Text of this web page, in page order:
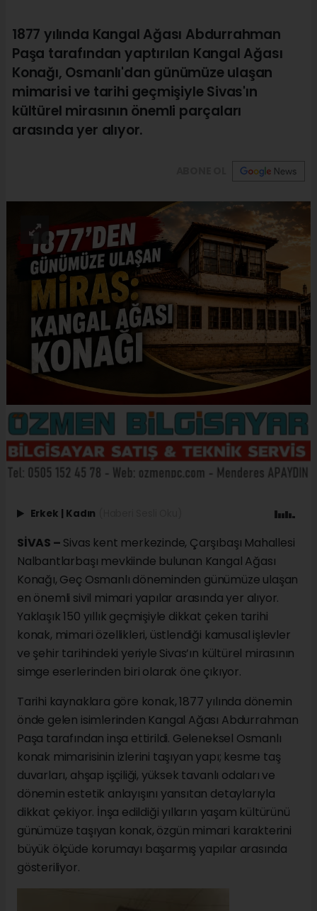
1877 yılında Kangal Ağası Abdurrahman
Paşa tarafından yaptırılan Kangal Ağası
Konağı, Osmanlı'dan günümüze ulaşan
mimarisi ve tarihi geçmişiyle Sivas'ın
kültürel mirasının önemli parçaları
arasında yer alıyor.
Erkek | Kadın
SİVAS – Sivas kent merkezinde, Çarşıbaşı Mahallesi
Nalbantlarbaşı mevkiinde bulunan Kangal Ağası
Konağı, Geç Osmanlı döneminden günümüze ulaşan
en önemli sivil mimari yapılar arasında yer alıyor.
Yaklaşık 150 yıllık geçmişiyle dikkat çeken tarihi
konak, mimari özellikleri, üstlendiği kamusal işlevler
ve şehir tarihindeki yeriyle Sivas’ın kültürel mirasının
simge eserlerinden biri olarak öne çıkıyor.
Tarihi kaynaklara göre konak, 1877 yılında dönemin
önde gelen isimlerinden Kangal Ağası Abdurrahman
Paşa tarafından inşa ettirildi. Geleneksel Osmanlı
konak mimarisinin izlerini taşıyan yapı; kesme taş
duvarları, ahşap işçiliği, yüksek tavanlı odaları ve
dönemin estetik anlayışını yansıtan detaylarıyla
dikkat çekiyor. İnşa edildiği yılların yaşam kültürünü
günümüze taşıyan konak, özgün mimari karakterini
büyük ölçüde korumayı başarmış yapılar arasında
gösteriliyor.